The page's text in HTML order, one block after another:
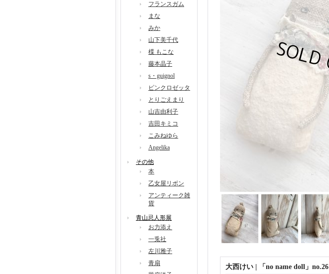
フランスガム
まな
みか
山下美千代
楪 もこな
藤本晶子
s・guignol
ピンクロゼッタ
とりごえまり
山吉由利子
吉田キミコ
こみねゆら
Angelika
その他
本
乙女屋リボン
アンティーク雑
貨
青山忌人形展
お力添え
一兎社
左川雅子
青扇
大西けい | 「no name doll」no.26